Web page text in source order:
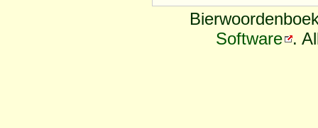
Software .